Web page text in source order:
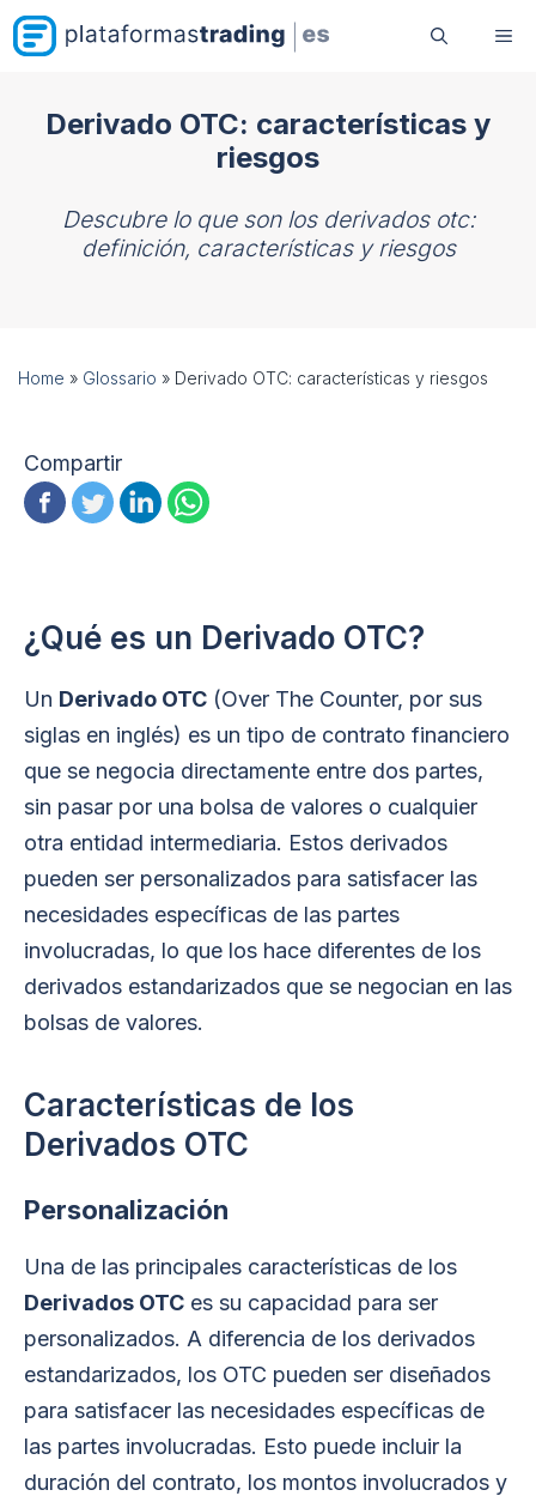
Saltar
al
Derivado OTC: características y
riesgos
Descubre lo que son los derivados otc:
definición, características y riesgos
Home » Glossario » Derivado OTC: características y riesgos
Compartir
¿Qué es un Derivado OTC?
Un Derivado OTC (Over The Counter, por sus
siglas en inglés) es un tipo de contrato financiero
que se negocia directamente entre dos partes,
sin pasar por una bolsa de valores o cualquier
otra entidad intermediaria. Estos derivados
pueden ser personalizados para satisfacer las
necesidades específicas de las partes
involucradas, lo que los hace diferentes de los
derivados estandarizados que se negocian en las
bolsas de valores.
Características de los
Derivados OTC
Personalización
Una de las principales características de los
Derivados OTC es su capacidad para ser
personalizados. A diferencia de los derivados
estandarizados, los OTC pueden ser diseñados
para satisfacer las necesidades específicas de
las partes involucradas. Esto puede incluir la
duración del contrato, los montos involucrados y